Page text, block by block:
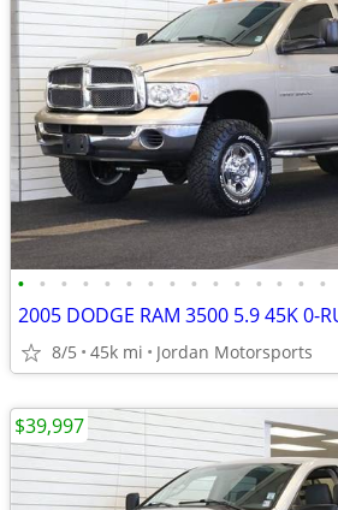
• • • • • • • • • • • • • • •
8/5 45k mi Jordan Motorsports
$39,997